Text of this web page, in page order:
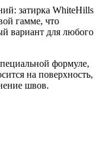
затирка WhiteHills
гамме, что
вариант для любого
формуле,
на поверхность,
швов.